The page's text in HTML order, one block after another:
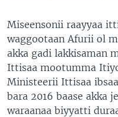
Miseensonii raayyaa
waggootaan Afurii ol
akka gadi lakkisaman
Ittisaa mootumma
Ministeerii Ittisaa ibsaa
bara 2016 baase akka
waraanaa biyyatti